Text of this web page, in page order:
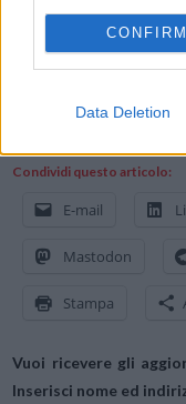
CONFIRM
Data Deletion
Prezzi e
TerraMaster U8-111 è
https://www.amazon.it/
Condividi questo articolo:
E-mail
Mastodon
Stampa
Vuoi ricevere gli
Inserisci nome ed